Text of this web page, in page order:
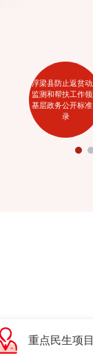
浮梁县防止返贫
监测和帮扶工作
基层政务公开标
录
重点民生项